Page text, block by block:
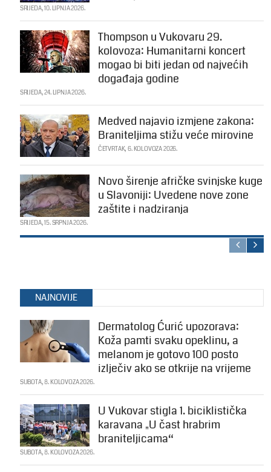
SRIJEDA, 10. LIPNJA 2026.
Thompson u Vukovaru 29.
kolovoza: Humanitarni koncert
mogao bi biti jedan od najvećih
događaja godine
SRIJEDA, 24. LIPNJA 2026.
Medved najavio izmjene zakona:
Braniteljima stižu veće mirovine
ČETVRTAK, 6. KOLOVOZA 2026.
Novo širenje afričke svinjske kuge
u Slavoniji: Uvedene nove zone
zaštite i nadziranja
SRIJEDA, 15. SRPNJA 2026.
NAJNOVIJE
Dermatolog Ćurić upozorava:
Koža pamti svaku opeklinu, a
melanom je gotovo 100 posto
izlječiv ako se otkrije na vrijeme
SUBOTA, 8. KOLOVOZA 2026.
U Vukovar stigla 1. biciklistička
karavana „U čast hrabrim
braniteljicama“
SUBOTA, 8. KOLOVOZA 2026.